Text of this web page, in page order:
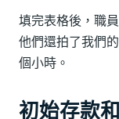
填完表格後，職
他們還拍了我們
個小時。
初始存款